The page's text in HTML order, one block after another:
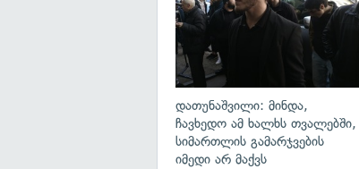
დათუნაშვილი: მინდა,
ჩავხედო ამ ხალხს თვალებში,
სიმართლის გამარჯვების
იმედი არ მაქვს